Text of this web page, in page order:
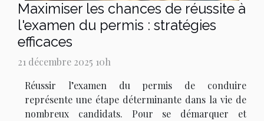
Maximiser les chances de réussite à
l'examen du permis : stratégies
efficaces
21 décembre 2025 10h
Réussir l’examen du permis de conduire
représente une étape déterminante dans la vie de
nombreux candidats. Pour se démarquer et